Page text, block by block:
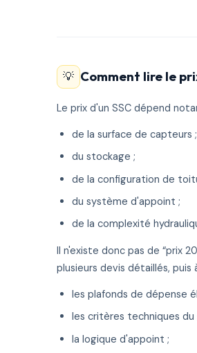
💡 Comment lire le
Le prix d'un SSC dépend
de la surface de capteurs ;
du stockage ;
de la configuration de
du système d'appoint ;
de la complexité
Il n'existe donc pas de “prix
plusieurs devis détaillés, puis
les plafonds de dépense
les critères techniques du
la logique d'appoint ;